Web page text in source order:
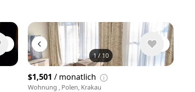
1/10
$1,501 / monatlich
Wohnung , Polen, Krakau